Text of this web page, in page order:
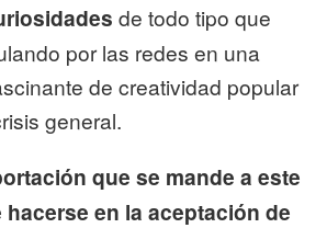
de todo tipo que
por las redes en una
de creatividad popular
general.
que se mande a este
en la aceptación de